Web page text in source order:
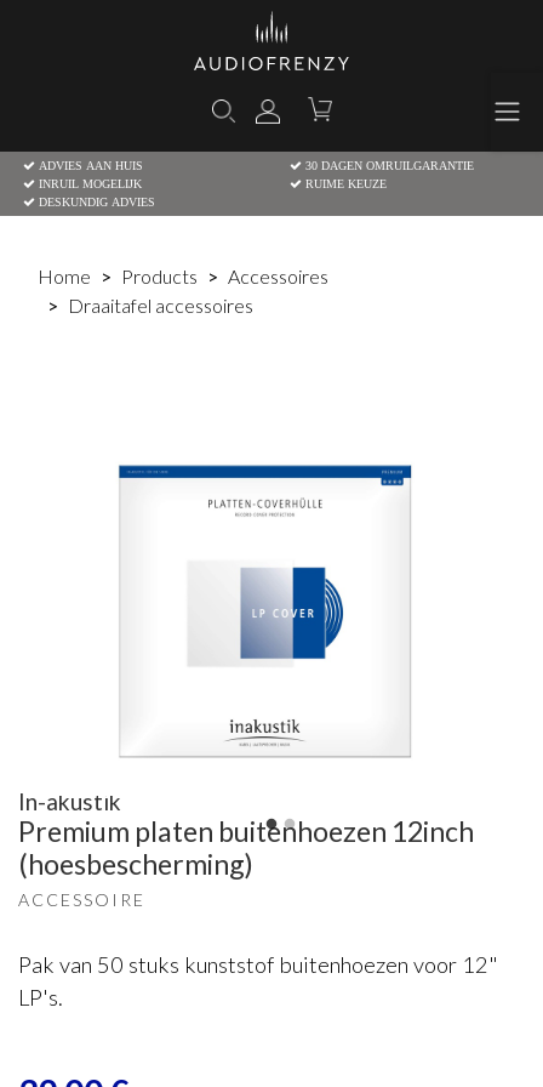
ADVIES AAN HUIS
30 DAGEN OMRUILGARANTIE
INRUIL MOGELIJK
RUIME KEUZE
DESKUNDIG ADVIES
Home Products
Accessoires
Draaitafel accessoires
In-akustik
Premium platen buitenhoezen 12inch
(hoesbescherming)
ACCESSOIRE
Pak van 50 stuks kunststof buitenhoezen voor 12"
LP's.